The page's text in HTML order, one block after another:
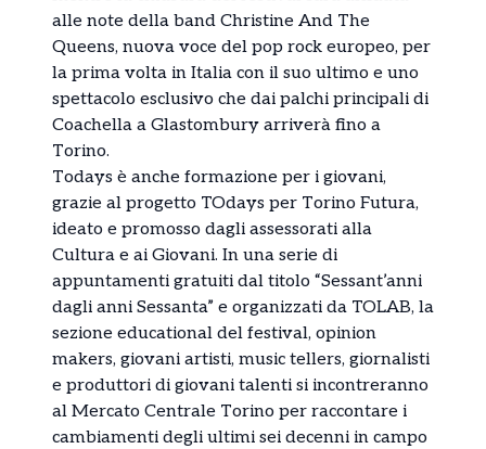
alle note della band Christine And The
Queens, nuova voce del pop rock europeo, per
la prima volta in Italia con il suo ultimo e uno
spettacolo esclusivo che dai palchi principali di
Coachella a Glastombury arriverà fino a
Torino.
Todays è anche formazione per i giovani,
grazie al progetto TOdays per Torino Futura,
ideato e promosso dagli assessorati alla
Cultura e ai Giovani. In una serie di
appuntamenti gratuiti dal titolo “Sessant’anni
dagli anni Sessanta” e organizzati da TOLAB, la
sezione educational del festival, opinion
makers, giovani artisti, music tellers, giornalisti
e produttori di giovani talenti si incontreranno
al Mercato Centrale Torino per raccontare i
cambiamenti degli ultimi sei decenni in campo